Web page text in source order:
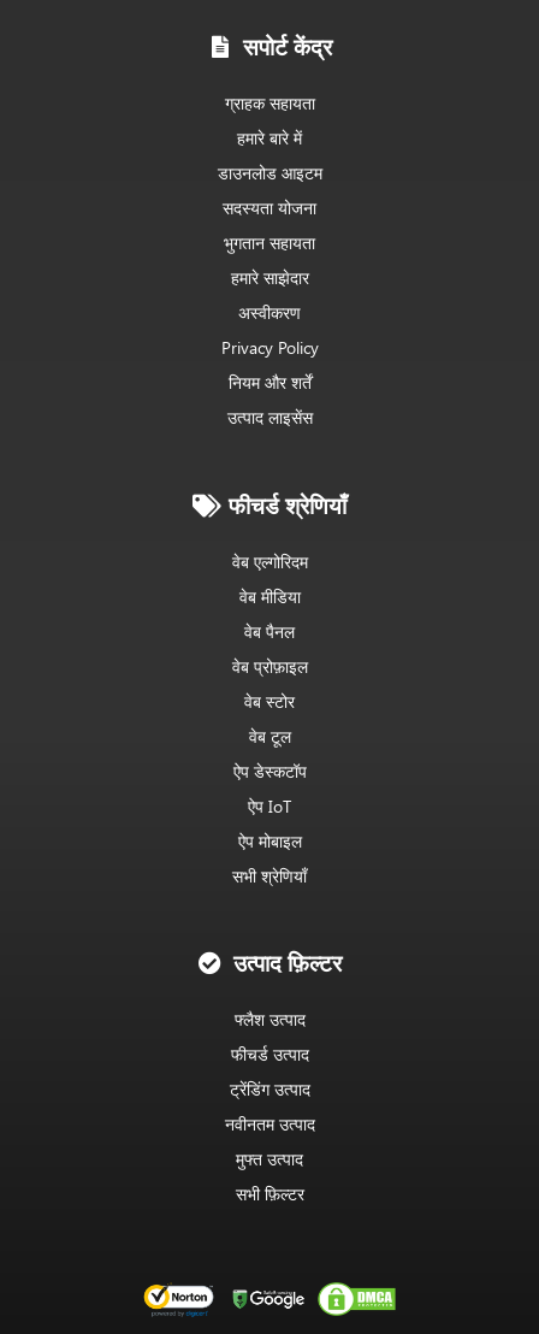
सपोर्ट केंद्र
ग्राहक सहायता
हमारे बारे में
डाउनलोड आइटम
सदस्यता योजना
भुगतान सहायता
हमारे साझेदार
अस्वीकरण
Privacy Policy
नियम और शर्तें
उत्पाद लाइसेंस
फीचर्ड श्रेणियाँ
वेब एल्गोरिदम
वेब मीडिया
वेब पैनल
वेब प्रोफ़ाइल
वेब स्टोर
वेब टूल
ऐप डेस्कटॉप
ऐप IoT
ऐप मोबाइल
सभी श्रेणियाँ
उत्पाद फ़िल्टर
फ्लैश उत्पाद
फीचर्ड उत्पाद
ट्रेंडिंग उत्पाद
नवीनतम उत्पाद
मुफ्त उत्पाद
सभी फ़िल्टर